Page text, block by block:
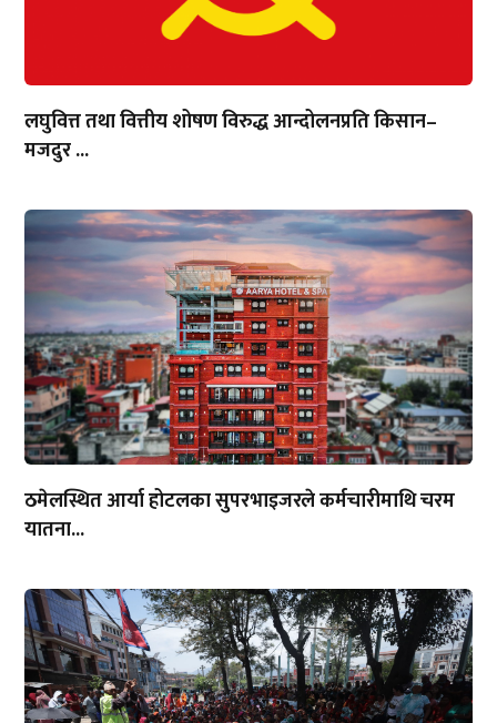
लघुवित्त तथा वित्तीय शोषण विरुद्ध आन्दोलनप्रति किसान–
मजदुर ...
ठमेलस्थित आर्या होटलका सुपरभाइजरले कर्मचारीमाथि चरम
यातना...